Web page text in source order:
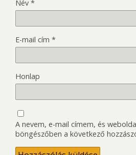
Név *
E-mail cím *
Honlap
A nevem, e-mail címem, és
böngészőben a következő